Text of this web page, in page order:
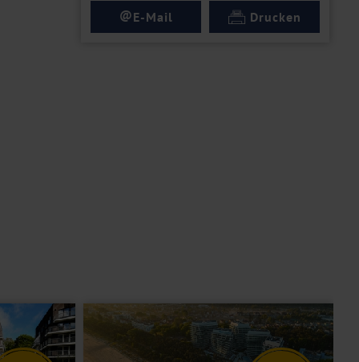
@E-Mail Drucken